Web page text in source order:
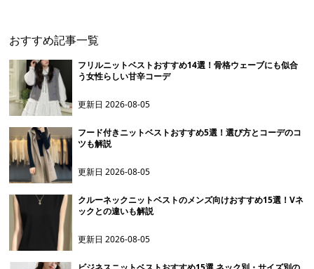
おすすめ記事一覧
フリルニットベストおすすめ14選！骨格ウェーブにも似合
う女性らしい甘辛コーデ
更新日2026-08-05
フード付きニットベストおすすめ5選！選び方とコーデのコ
ツも解説
更新日2026-08-05
クルーネックニットベストのメンズ向けおすすめ15選！Vネ
ックとの違いも解説
更新日2026-08-05